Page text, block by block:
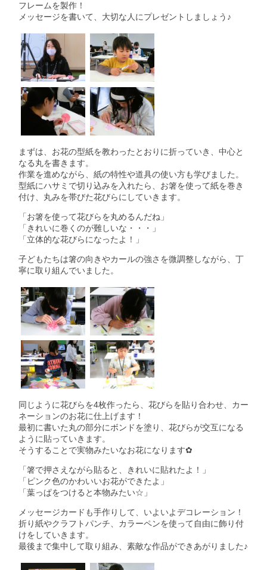
フレームを製作！
メッセージを書いて、大切な人にプレゼントしましょう♪
まずは、お花の型紙を教わったとおりに折っていき、中心と
なる丸を書きます。
作業を進めながら、紙の特性や道具の使い方も学びました。
型紙にハサミで切り込みを入れたら、お箸を使って紙を巻き
付け、丸みを帯びた花びらにしていきます。
「お箸を使って花びらを丸めるんだね」
「きれいに巻くのが難しいな・・・」
「立体的な花びらになったよ！」
子どもたちは箸の向きやカールの強さを微調整しながら、丁
寧に取り組んでいました。
同じように花びらを4枚作ったら、花びらを貼り合わせ、カー
ネーションのお花に仕上げます！
最初に書いた丸の部分にボンドを塗り、花びらが交互になる
ように貼っていきます。
そうすることで実物みたいなお花になります✿
「箸で押さえながら貼ると、きれいに貼れたよ！」
「ピンク色のかわいいお花ができたよ」
「葉っぱをつけると本物みたい☆」
メッセージカードも手作りして、いよいよデコレーション！
折り紙やクラフトパンチ、カラーペンを使って自由に飾り付
けをしていきます。
最後まで集中して取り組み、素敵な作品ができあがりました♪